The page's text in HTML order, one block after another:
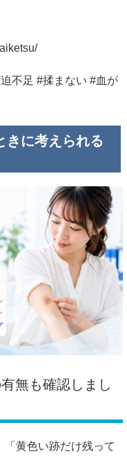
不足 #揉まない #血が
きに考えられる
無も確認しまし
「黄色い跡だけ残って